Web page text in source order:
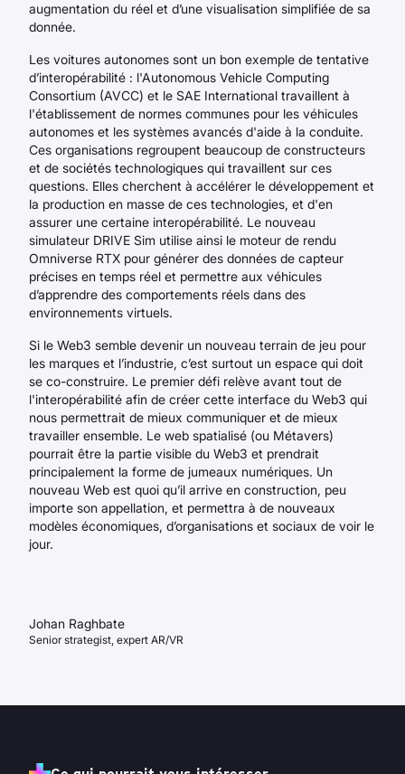
augmentation du réel et d’une visualisation simplifiée de sa
donnée.
Les voitures autonomes sont un bon exemple de tentative
d’interopérabilité : l'Autonomous Vehicle Computing
Consortium (AVCC) et le SAE International travaillent à
l'établissement de normes communes pour les véhicules
autonomes et les systèmes avancés d'aide à la conduite.
Ces organisations regroupent beaucoup de constructeurs
et de sociétés technologiques qui travaillent sur ces
questions. Elles cherchent à accélérer le développement et
la production en masse de ces technologies, et d'en
assurer une certaine interopérabilité. Le nouveau
simulateur DRIVE Sim utilise ainsi le moteur de rendu
Omniverse RTX pour générer des données de capteur
précises en temps réel et permettre aux véhicules
d’apprendre des comportements réels dans des
environnements virtuels.
Si le Web3 semble devenir un nouveau terrain de jeu pour
les marques et l’industrie, c’est surtout un espace qui doit
se co-construire. Le premier défi relève avant tout de
l'interopérabilité afin de créer cette interface du Web3 qui
nous permettrait de mieux communiquer et de mieux
travailler ensemble. Le web spatialisé (ou Métavers)
pourrait être la partie visible du Web3 et prendrait
principalement la forme de jumeaux numériques. Un
nouveau Web est quoi qu’il arrive en construction, peu
importe son appellation, et permettra à de nouveaux
modèles économiques, d’organisations et sociaux de voir le
jour.
Johan Raghbate
Senior strategist, expert AR/VR